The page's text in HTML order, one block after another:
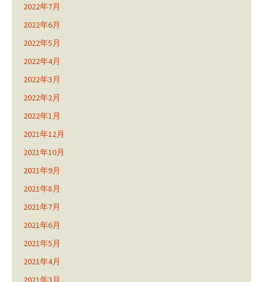
2022年7月
2022年6月
2022年5月
2022年4月
2022年3月
2022年2月
2022年1月
2021年12月
2021年10月
2021年9月
2021年8月
2021年7月
2021年6月
2021年5月
2021年4月
2021年3月